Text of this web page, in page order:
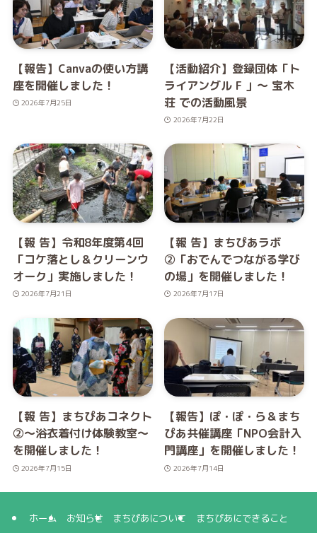
【報告】Canvaの使い方講
座を開催しました！
2026年7月25日
【活動紹介】登録団体「ト
ライアングル F 」～ 宝木
荘 での活動風景
2026年7月22日
【報 告】令和8年度第4回
「コケ落とし＆クリーンウ
オーク」実施しました！
2026年7月21日
【報 告】まちぴあラボ
②「おでんでつながる学び
の場」を開催しました！
2026年7月17日
【報 告】まちぴあコネクト
②～浴衣着付け体験教室～
を開催しました！
2026年7月15日
【報告】ぽ・ぽ・ら＆まち
ぴあ共催講座「NPO会計入
門講座」を開催しました！
2026年7月14日
ホーム お知らせ まちぴあについて
まちぴあにできること